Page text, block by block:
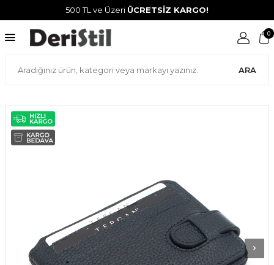
500 TL ve Üzeri ÜCRETSİZ KARGO!
ARA
0